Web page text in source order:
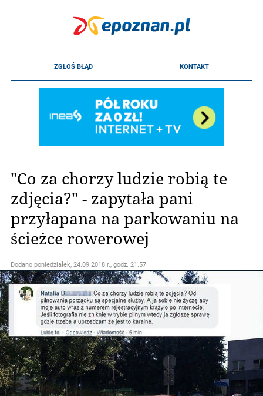
"Co za chorzy ludzie robią te
zdjęcia?" - zapytała pani
przyłapana na parkowaniu na
ścieżce rowerowej
Dodano poniedziałek, 24.09.2018 r., godz. 21.57